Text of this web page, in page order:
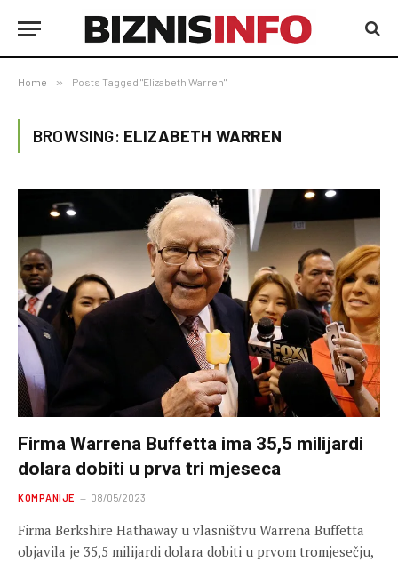
Home » Posts Tagged "Elizabeth Warren"
BROWSING: ELIZABETH WARREN
Firma Warrena Buffetta ima 35,5 milijardi
dolara dobiti u prva tri mjeseca
KOMPANIJE 08/05/2023
Firma Berkshire Hathaway u vlasništvu Warrena Buffetta
objavila je 35,5 milijardi dolara dobiti u prvom tromjesečju,